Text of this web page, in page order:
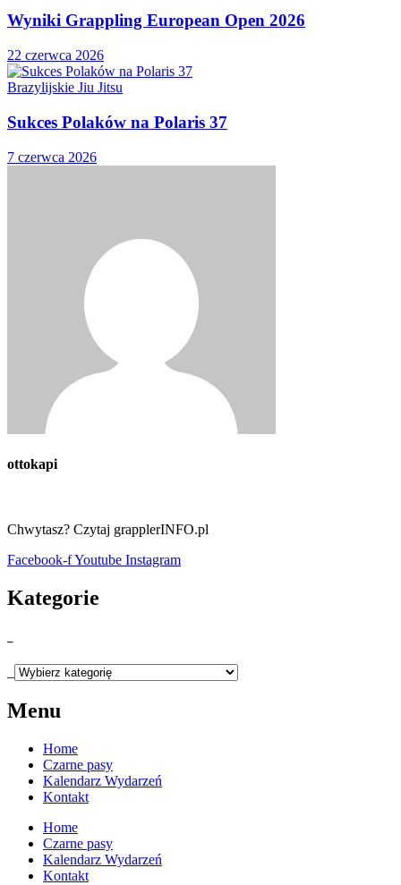
Wyniki Grappling European Open 2026
22 czerwca 2026
Brazylijskie Jiu Jitsu
Sukces Polaków na Polaris 37
7 czerwca 2026
ottokapi
Chwytasz? Czytaj grapplerINFO.pl
Facebook-fYoutube Instagram
Kategorie
Menu
Home
Czarne pasy
Kalendarz Wydarzeń
Kontakt
Home
Czarne pasy
Kalendarz Wydarzeń
Kontakt